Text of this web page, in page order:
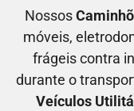
NossosC
móveis,
frágeis contra
durante o
Veículos